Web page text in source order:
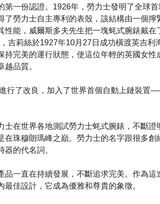
第一份認證。1926年，勞力士發明了全球
了勞力士自主專利的表殼，該結構由一個
性能，威爾斯多夫先生把一塊蚝式腕錶戴在
吉莉絲於1927年10月27日成功橫渡英吉利
持完美的運行狀態，使這位年輕的英國女性
品質。
行了改良，加入了世界首個自動上鏈裝置
士在世界各地測試勞力士蚝式腕錶，不斷
在珠穆朗瑪峰之巔。勞力士的名字跟很多
的代名詞。
品一直在持續發展，不斷追求完美。作為
最佳設計，它成為優雅和尊貴的象徵。